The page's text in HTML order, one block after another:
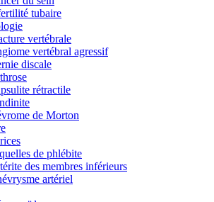
tubaire
vertébrale
vertébral agressif
discale
rétractile
de Morton
de phlébite
des membres inférieurs
artériel